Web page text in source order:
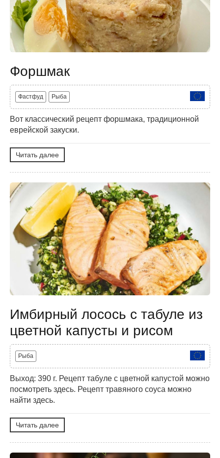
Форшмак
Фастфуд Рыба
Вот классический рецепт форшмака, традиционной
еврейской закуски.
Читать далее
Имбирный лосось с табуле из
цветной капусты и рисом
Рыба
Выход: 390 г. Рецепт табуле с цветной капустой можно
посмотреть здесь. Рецепт травяного соуса можно
найти здесь.
Читать далее